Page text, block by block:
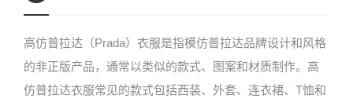
高仿普拉达（Prada）衣服是指模仿普拉达品牌设计和风格
的非正版产品，通常以类似的款式、图案和材质制作。高
仿普拉达衣服常见的款式包括西装、外套、连衣裙、T恤和